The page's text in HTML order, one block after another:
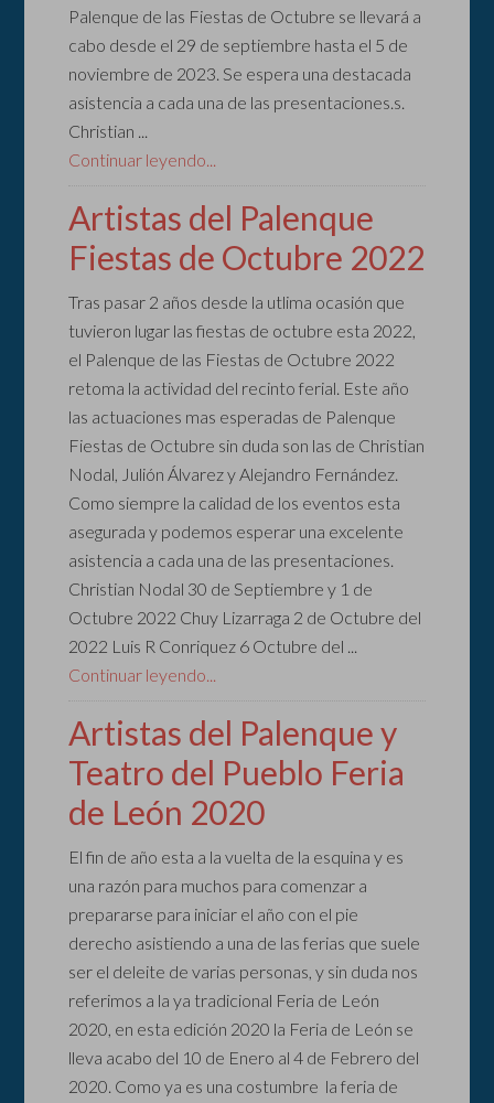
Palenque de las Fiestas de Octubre se llevará a
cabo desde el 29 de septiembre hasta el 5 de
noviembre de 2023. Se espera una destacada
asistencia a cada una de las presentaciones.s.
Christian ...
Continuar leyendo...
Artistas del Palenque
Fiestas de Octubre 2022
Tras pasar 2 años desde la utlima ocasión que
tuvieron lugar las fiestas de octubre esta 2022,
el Palenque de las Fiestas de Octubre 2022
retoma la actividad del recinto ferial. Este año
las actuaciones mas esperadas de Palenque
Fiestas de Octubre sin duda son las de Christian
Nodal, Julión Álvarez y Alejandro Fernández.
Como siempre la calidad de los eventos esta
asegurada y podemos esperar una excelente
asistencia a cada una de las presentaciones.
Christian Nodal 30 de Septiembre y 1 de
Octubre 2022 Chuy Lizarraga 2 de Octubre del
2022 Luis R Conriquez 6 Octubre del ...
Continuar leyendo...
Artistas del Palenque y
Teatro del Pueblo Feria
de León 2020
El fin de año esta a la vuelta de la esquina y es
una razón para muchos para comenzar a
prepararse para iniciar el año con el pie
derecho asistiendo a una de las ferias que suele
ser el deleite de varias personas, y sin duda nos
referimos a la ya tradicional Feria de León
2020, en esta edición 2020 la Feria de León se
lleva acabo del 10 de Enero al 4 de Febrero del
2020. Como ya es una costumbre la feria de